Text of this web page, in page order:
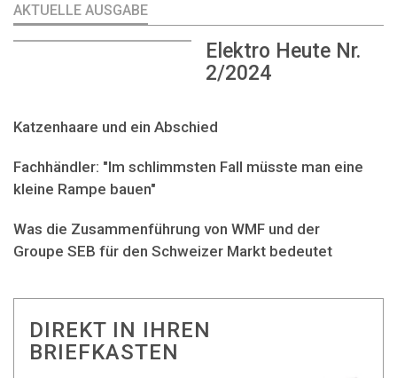
AKTUELLE AUSGABE
Elektro Heute Nr.
2/2024
Katzenhaare und ein Abschied
Fachhändler: "Im schlimmsten Fall müsste man eine
kleine Rampe bauen"
Was die Zusammenführung von WMF und der
Groupe SEB für den Schweizer Markt bedeutet
DIREKT IN IHREN
BRIEFKASTEN